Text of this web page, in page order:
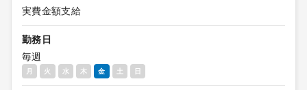
実費金額支給
勤務日
毎週
月 火 水 木 金 土 日